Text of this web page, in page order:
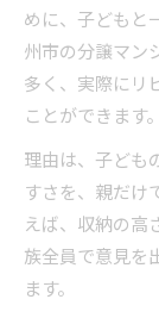
めに、子どもと
州市の分譲マン
多く、実際にリ
ことができます。
理由は、子ども
すさを、親だけ
えば、収納の高
族全員で意見を
ます。